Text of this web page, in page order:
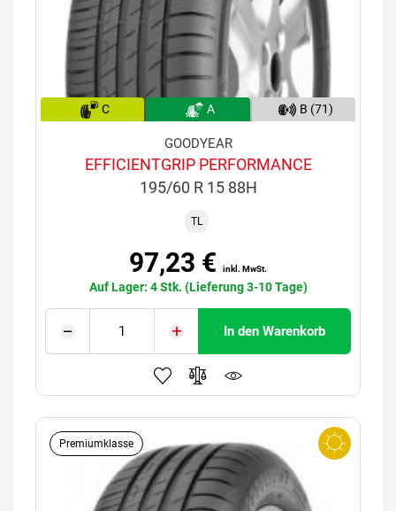
C A B (71)
GOODYEAR
EFFICIENTGRIP PERFORMANCE
195/60 R 15 88H
TL
97,23 € inkl. MwSt.
Auf Lager: 4 Stk. (Lieferung 3-10 Tage)
In den Warenkorb
Premiumklasse